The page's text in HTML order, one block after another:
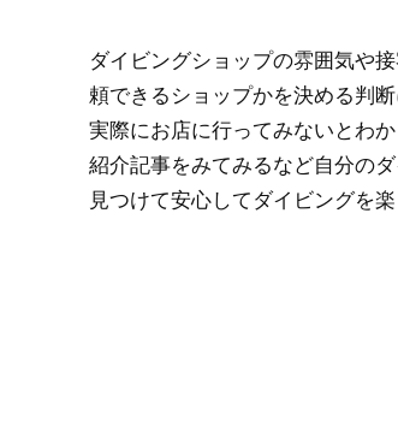
ダイビングショップの雰囲気や
頼できるショップかを決める判断
実際にお店に行ってみないとわ
紹介記事をみてみるなど自分の
見つけて安心してダイビングを楽